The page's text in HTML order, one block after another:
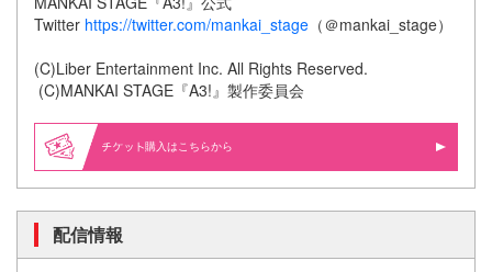
Twitter https://twitter.com/mankai_stage （＠mankai_stage）
(C)Liber Entertainment Inc. All Rights Reserved.
(C)MANKAI STAGE『A3!』製作委員会
購入はこちらから
配信情報